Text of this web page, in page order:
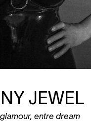
JEWEL
entre dream